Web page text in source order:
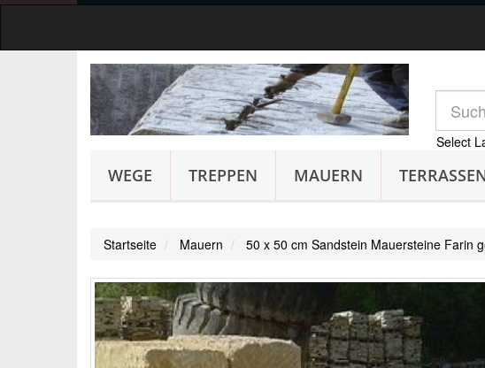
Select
WEGE TREPPEN MAUERN
Startseite Mauern 50 x 50 cm Sandstein Mauersteine Farin